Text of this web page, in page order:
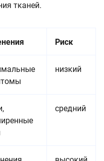
тканей.
Риск
низкий
средний